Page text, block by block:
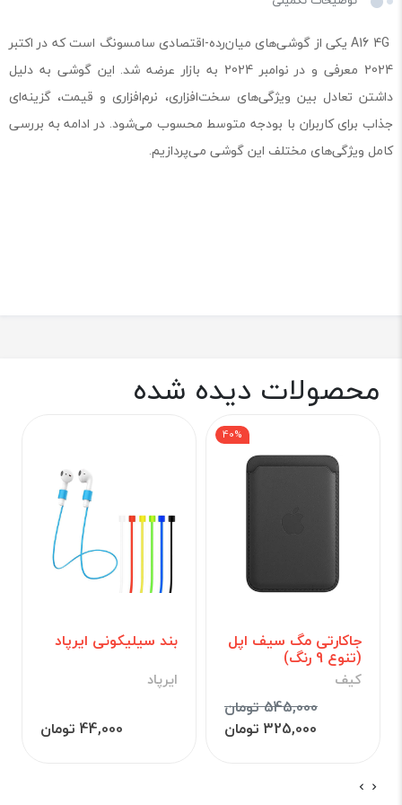
A16 4G یکی از گوشی‌های میان‌رده-اقتصادی سامسونگ است که در اکتبر
2024 معرفی و در نوامبر 2024 به بازار عرضه شد. این گوشی به دلیل
داشتن تعادل بین ویژگی‌های سخت‌افزاری، نرم‌افزاری و قیمت، گزینه‌ای
جذاب برای کاربران با بودجه متوسط محسوب می‌شود. در ادامه به بررسی
کامل ویژگی‌های مختلف این گوشی می‌پردازیم.
محصولات دیده شده
جاکارتی مگ سیف اپل
(تنوع 9 رنگ)
کیف
545,000 تومان
40%
325,000 تومان
بند سیلیکونی ایرپاد
ایرپاد
44,000 تومان